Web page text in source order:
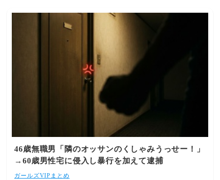
し届ける 高校時代から少なくとも20回物品送ったか 交際
歴なし / 兵庫県（サンテレビ） - Yahoo!ニュース兵庫県警
（24）を逮捕しました。 女と被害男性は同じ中学に通っ
ていましたが、中学を卒業したあと
46歳無職男「隣のオッサンのくしゃみうっせー！」
→60歳男性宅に侵入し暴行を加えて逮捕
ガールズVIPまとめ